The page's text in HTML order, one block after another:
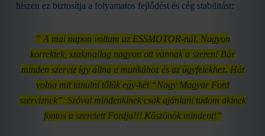
hiszen ez biztosítja a folyamatos fejlődést és cég stabilitást:
” A mai napon voltam az ESSMOTOR-nál. Nagyon
korrektek, szakmailag nagyon ott vannak a szeren! Bár
minden szerviz így állna a munkához és az ügyfelekhez. Hát
volna mit tanulni tőlük egy-két “Nagy Magyar Ford
szerviznek”. Szóval mindenkinek csak ajánlani tudom akinek
fontos a szeretett Fordja!!! Köszönök mindent!”